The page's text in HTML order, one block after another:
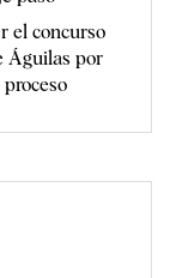
el concurso
Águilas por